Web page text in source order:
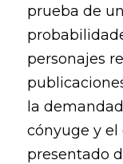
prueba de
personajes
la
cónyuge y el
presentado